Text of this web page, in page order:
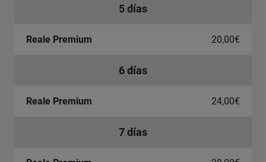
5 días
20,00€
6 días
24,00€
7 días